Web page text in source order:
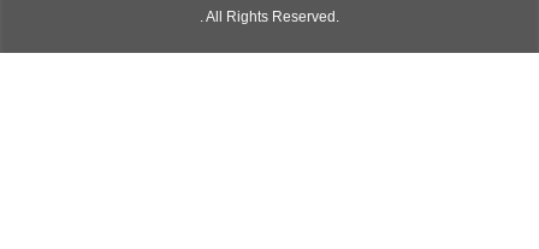
. All Rights Reserved.